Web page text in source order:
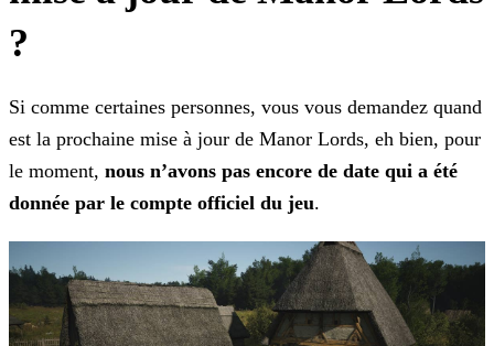
?
Si comme certaines personnes, vous vous demandez quand
est la prochaine mise à jour de Manor Lords, eh bien, pour
le moment, nous n’avons pas encore de date qui a été
donnée par le compte officiel du jeu.